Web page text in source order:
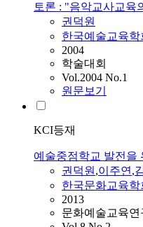
토론 : "음악교사교육
권덕원
한국예술교육학
2004
학술대회
Vol.2004 No.1
원문보기
KCI등재
예술중점학교 발전을
권덕원,이주연,
한국문화교육학
2013
문화예술교육연